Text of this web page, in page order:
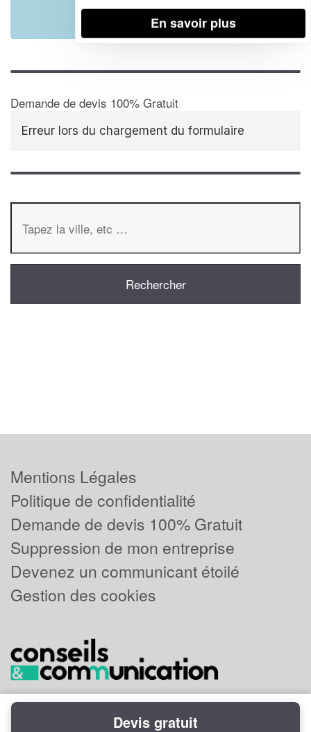
OpenStreetMap contributors,
Demande de devis 100% Gratuit
Erreur lors du chargement du formulaire
En savoir plus
Mentions Légales
Politique de confidentialité
Demande de devis 100% Gratuit
Suppression de mon entreprise
Devenez un communicant étoilé
Gestion des cookies
Devis gratuit